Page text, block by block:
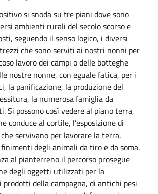
si snoda su tre piani dove sono
ambienti rurali del secolo scorso e
seguendo il senso logico, i diversi
che sono serviti ai nostri nonni per
lavoro dei campi o delle botteghe
nostre nonne, con eguale fatica, per i
la panificazione, la produzione del
la numerosa famiglia da
Si possono così vedere al piano terra,
conduce al cortile, l’esposizione di
servivano per lavorare la terra,
degli animali da tiro e da soma.
al pianterreno il percorso prosegue
degli oggetti utilizzati per la
prodotti della campagna, di antichi pesi